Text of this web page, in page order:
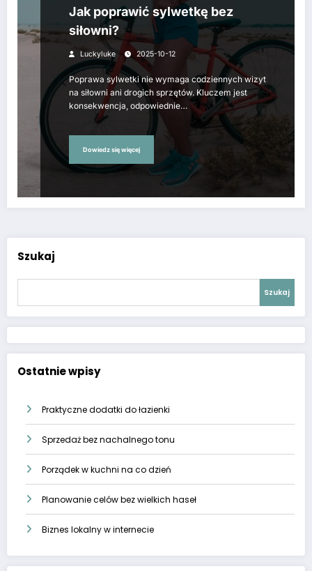
Jak poprawić sylwetkę bez
siłowni?
Luckyluke 2025-10-12
Poprawa sylwetki nie wymaga codziennych wizyt
na siłowni ani drogich sprzętów. Kluczem jest
konsekwencja, odpowiednie…
Dowiedz się więcej
Szukaj
Szukaj
Ostatnie wpisy
Praktyczne dodatki do łazienki
Sprzedaż bez nachalnego tonu
Porządek w kuchni na co dzień
Planowanie celów bez wielkich haseł
Biznes lokalny w internecie